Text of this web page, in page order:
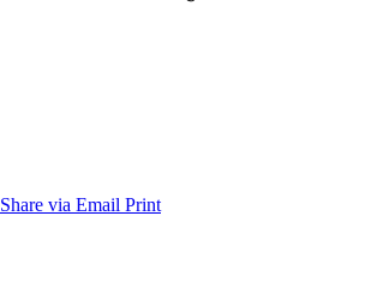
Share via Email Print